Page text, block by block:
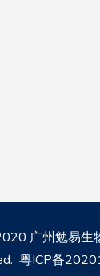
广州勉易生
粤ICP备